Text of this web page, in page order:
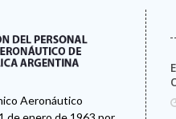
Aeronáutico